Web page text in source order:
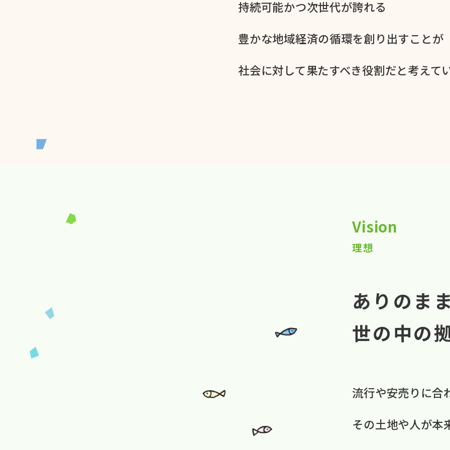
持続可能かつ次世代が​誇れる
豊かな​地域経済の​循環を​創り出すことが
社会に​対して​果た​すべき役割だと​考えて
Vision
理想
ありのま
世の中の
流行や​安売りに​合
その​土地や​人が​本